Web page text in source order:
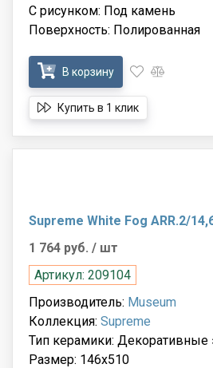
С рисунком: Под камень
Поверхность: Полированная
В корзину
Купить в 1 клик
Supreme White Fog ARR.2/
1 764 руб. / шт
Артикул: 209104
Производитель: Museum
Коллекция: Supreme
Тип керамики:
Размер: 146x510